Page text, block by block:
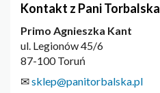
Kontakt z Pani Torbalska
Primo Agnieszka Kant
ul. Legionów 45/6
87-100 Toruń
✉sklep@panitorbalska.pl